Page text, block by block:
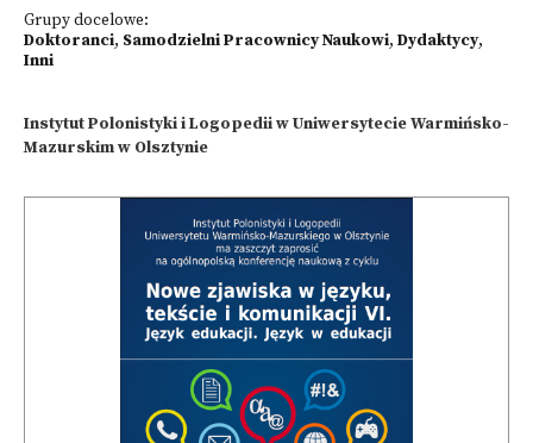
Grupy docelowe:
Doktoranci, Samodzielni Pracownicy Naukowi, Dydaktycy,
Inni
Instytut Polonistyki i Logopedii w Uniwersytecie Warmińsko-
Mazurskim w Olsztynie